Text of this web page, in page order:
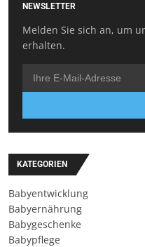
NEWSLETTER
Melden Sie sich an, um
erhalten.
KATEGORIEN
Babyentwicklung
Babyernährung
Babygeschenke
Babypflege